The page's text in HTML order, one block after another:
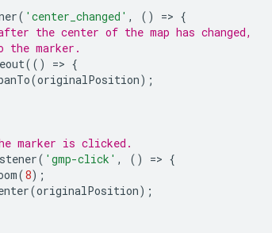
( 'center_changed' , () => {
the center of the map has changed,
the marker.
(() => {
(originalPosition);
marker is clicked.
( 'gmp-click' , () => {
(8);
(originalPosition);